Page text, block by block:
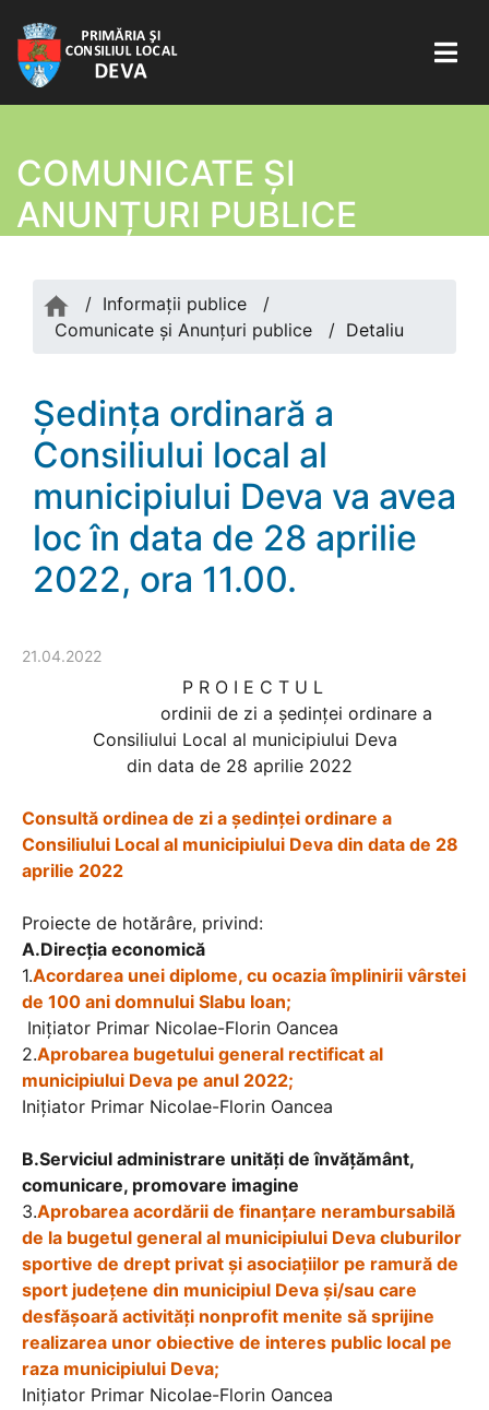
COMUNICATE ŞI
ANUNȚURI PUBLICE
/ Informații publice
/
Comunicate şi Anunțuri publice
/ Detaliu
Ședinţa ordinară a
Consiliului local al
municipiului Deva va avea
loc în data de 28 aprilie
2022, ora 11.00.
21.04.2022
P R O I E C T U L
ordinii de zi a şedinţei ordinare a
Consiliului Local al municipiului Deva
din data de 28 aprilie 2022
Consultă ordinea de zi a şedinţei ordinare a
Consiliului Local al municipiului Deva din data de 28
aprilie 2022
Proiecte de hotărâre, privind:
A.Direcția economică
1.Acordarea unei diplome, cu ocazia împlinirii vârstei
de 100 ani domnului Slabu Ioan;
Iniţiator Primar Nicolae-Florin Oancea
2.Aprobarea bugetului general rectificat al
municipiului Deva pe anul 2022;
Iniţiator Primar Nicolae-Florin Oancea
B.Serviciul administrare unități de învățământ,
comunicare, promovare imagine
3.Aprobarea acordării de finanţare nerambursabilă
de la bugetul general al municipiului Deva cluburilor
sportive de drept privat şi asociaţiilor pe ramură de
sport judeţene din municipiul Deva și/sau care
desfăşoară activităţi nonprofit menite să sprijine
realizarea unor obiective de interes public local pe
raza municipiului Deva;
Iniţiator Primar Nicolae-Florin Oancea